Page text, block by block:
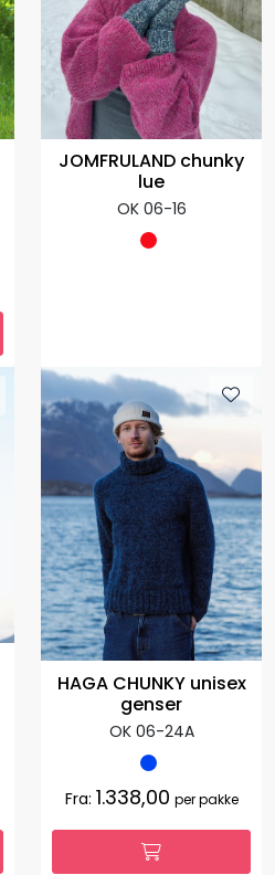
JOMFRULAND chunky
lue
OK 06-16
HAGA CHUNKY unisex
genser
OK 06-24A
Fra: 1.338,00 per pakke